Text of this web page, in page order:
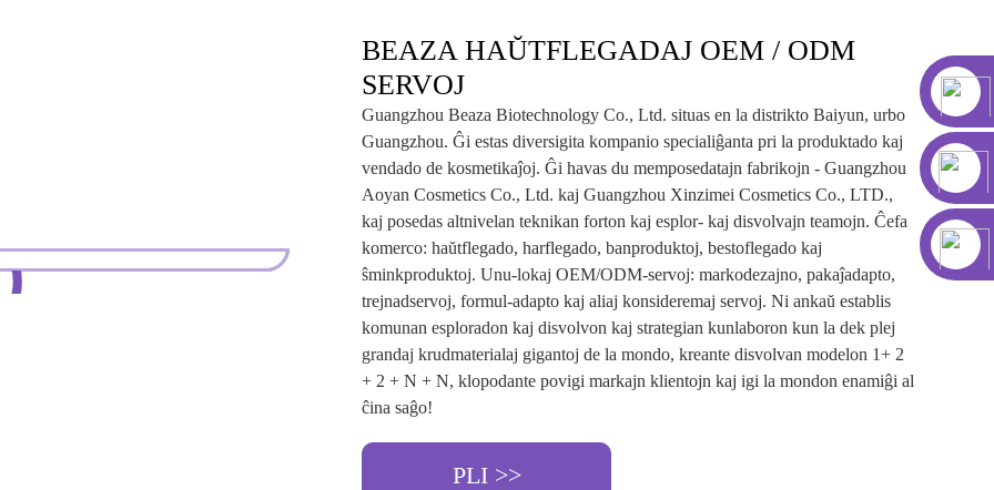
BEAZA HAŬTFLEGADAJ OEM / ODM
SERVOJ
Guangzhou Beaza Biotechnology Co., Ltd. situas en la distrikto Baiyun, urbo
Guangzhou. Ĝi estas diversigita kompanio specialiĝanta pri la produktado kaj
vendado de kosmetikaĵoj. Ĝi havas du memposedatajn fabrikojn - Guangzhou
Aoyan Cosmetics Co., Ltd. kaj Guangzhou Xinzimei Cosmetics Co., LTD.,
kaj posedas altnivelan teknikan forton kaj esplor- kaj disvolvajn teamojn. Ĉefa
komerco: haŭtflegado, harflegado, banproduktoj, bestoflegado kaj
ŝminkproduktoj. Unu-lokaj OEM/ODM-servoj: markodezajno, pakaĵadapto,
trejnadservoj, formul-adapto kaj aliaj konsideremaj servoj. Ni ankaŭ establis
komunan esploradon kaj disvolvon kaj strategian kunlaboron kun la dek plej
grandaj krudmaterialaj gigantoj de la mondo, kreante disvolvan modelon 1+ 2
+ 2 + N + N, klopodante povigi markajn klientojn kaj igi la mondon enamiĝi al
ĉina saĝo!
PLI >>